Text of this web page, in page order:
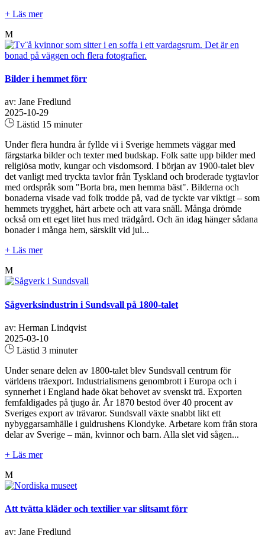
+ Läs mer
M
Bilder i hemmet förr
av: Jane Fredlund
2025-10-29
Lästid 15 minuter
Under flera hundra år fyllde vi i Sverige hemmets väggar med
färgstarka bilder och texter med budskap. Folk satte upp bilder med
religiösa motiv, kungar och visdomsord. I början av 1900-talet blev
det vanligt med tryckta tavlor från Tyskland och broderade tygtavlor
med ordspråk som "Borta bra, men hemma bäst". Bilderna och
bonaderna visade vad folk trodde på, vad de tyckte var viktigt – som
hemmets trygghet, hårt arbete och att vara snäll. Många drömde
också om ett eget litet hus med trädgård. Och än idag hänger sådana
bonader i många hem, särskilt vid jul...
+ Läs mer
M
Sågverksindustrin i Sundsvall på 1800-talet
av: Herman Lindqvist
2025-03-10
Lästid 3 minuter
Under senare delen av 1800-talet blev Sundsvall centrum för
världens träexport. Industrialismens genombrott i Europa och i
synnerhet i England hade ökat behovet av svenskt trä. Exporten
femfaldigades på tjugo år. År 1870 bestod över 40 procent av
Sveriges export av trävaror. Sundsvall växte snabbt likt ett
nybyggarsamhälle i guldrushens Klondyke. Arbetare kom från stora
delar av Sverige – män, kvinnor och barn. Alla slet vid sågen...
+ Läs mer
M
Att tvätta kläder och textilier var slitsamt förr
av: Jane Fredlund